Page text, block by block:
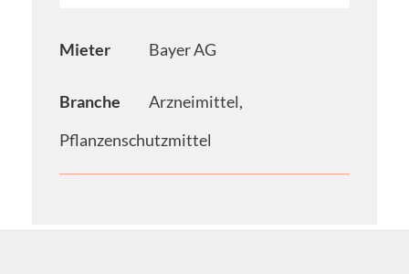
Mieter Bayer AG
Branche
Arzneimittel,
Pflanzenschutzmittel